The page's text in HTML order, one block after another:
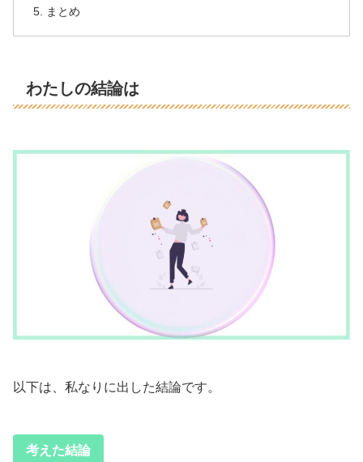
まとめ
わたしの結論は
以下は、私なりに出した結論です。
考えた結論